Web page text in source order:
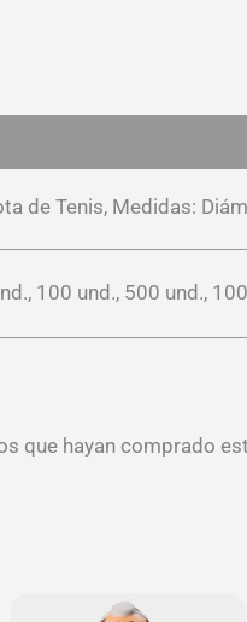
de Tenis, Medidas:
100 und., 500 und.,
que hayan comprado